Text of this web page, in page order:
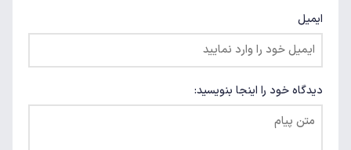
ایمیل
دیدگاه خود را اینجا بنویسید: